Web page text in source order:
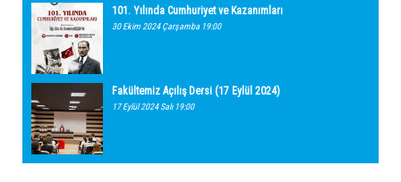
101. Yılında Cumhuriyet ve Kazanımları
30 Ekim 2024 Çarşamba 19:00
Fakültemiz Açılış Dersi (17 Eylül 2024)
17 Eylül 2024 Salı 19:00